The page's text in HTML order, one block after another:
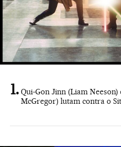
Qui-Gon Jinn (Liam
McGregor) lutam contra o